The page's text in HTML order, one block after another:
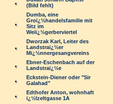
(Bild fehlt)
Dumba, eine
Groï¿½handelsfamilie mit
Sitz im
Weiï¿½gerberviertel
Dworzak Karl, Leiter des
Landstraï¿½er
Mï¿½nnergesangvereins
Ebner-Eschenbach auf der
Landstraï¿½e
Eckstein-Diener oder "Sir
Galahad"
Edthofer Anton, wohnhaft
ï¿½lzeltgasse 1A